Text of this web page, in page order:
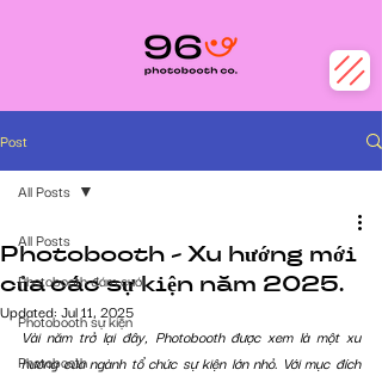
Post
All Posts
Photobooth đám cưới
Photobooth sự kiện
Photobooth
All Posts
Photobooth - Xu hướng mới
của các sự kiện năm 2025.
Updated: Jul 11, 2025
Vài năm trở lại đây, Photobooth được xem là một xu
hướng của ngành tổ chức sự kiện lớn nhỏ. Với mục đích